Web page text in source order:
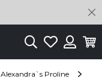
ТърсенеЛюбими
Alexandra`s Proline